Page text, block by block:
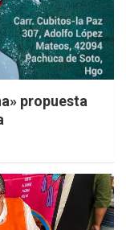
propuesta